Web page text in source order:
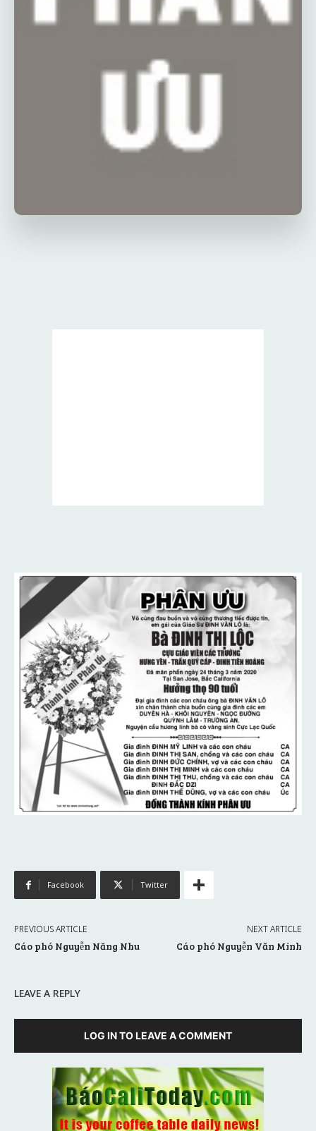
Facebook Twitter
PREVIOUS ARTICLE
Cáo phó Nguyễn Năng Nhu
NEXT ARTICLE
Cáo phó Nguyễn Văn Minh
LEAVE A REPLY
LOG IN TO LEAVE A COMMENT